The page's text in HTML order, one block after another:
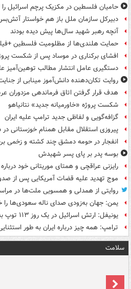
حامیان فلسطین در مکزیک پرچم اسرائیل
دبیرکل سازمان ملل باز هم خواستار
آنچه رهبر شهید سال‌ها پیش دیده بودند
حمایت هلندی‌ها از مظلومیت فلسطین
افشای برکناری در موساد پس از شکست
دستگیری عامل انتشار مطالب توهین‌آمیز
روایت تکان‌دهنده دانش‌آموز مینابی از
هدف قرار گرفتن اتاق‌ فرماندهی مزدوران
شکست پروژه «خاورمیانه جدید» نتانیاهو
گزافه‌گویی و لفاظی جدید ترامپ علیه ایران
پیروزی استقلال مقابل همنام خوزستانی در
انفجار در حومه دمشق چند کشته و زخمی
بوسه‌ پدر بر پای پسر شهیدش
رایزنی عراقچی و همتای موریتانی خود
موج تهدید علیه قضات آمریکایی پس از
روایتی از همدلی و همسویی ملت‌ها در
یمن: جهان به‌زودی صدای ناله سعودی‌ها را
یونیفل: ارتش اسرائیل در یک روز ۱۱۳ توپ به جنوب لبنان شلیک کرده است
ترامپ: همه چیز درباره ایران به طور
سلامت